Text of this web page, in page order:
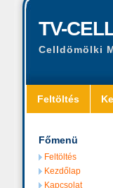
TV-
Celldömölki
Feltöltés
Főmenü
Feltöltés
Kezdőlap
Kapcsolat